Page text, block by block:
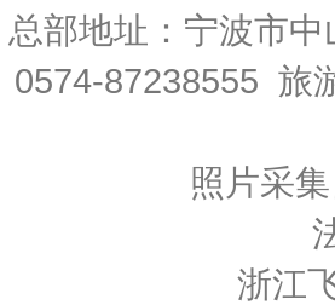
总部地址：宁波市
0574-87238555 旅
照片采
浙江